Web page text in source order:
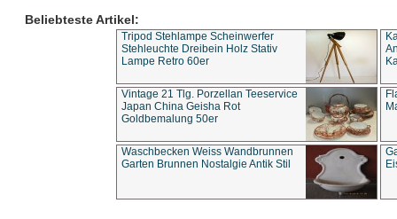
Beliebteste Artikel:
Tripod Stehlampe Scheinwerfer
Stehleuchte Dreibein Holz Stativ
Lampe Retro 60er
Vintage 21 Tlg. Porzellan Teeservice
Japan China Geisha Rot
Goldbemalung 50er
Waschbecken Weiss Wandbrunnen
Garten Brunnen Nostalgie Antik Stil